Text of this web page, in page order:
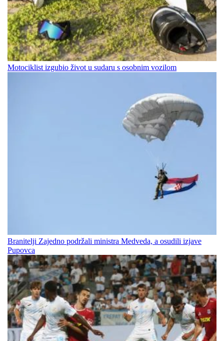
Motociklist izgubio život u sudaru s osobnim vozilom
Branitelji Zajedno podržali ministra Medveda, a osudili izjave
Pupovca